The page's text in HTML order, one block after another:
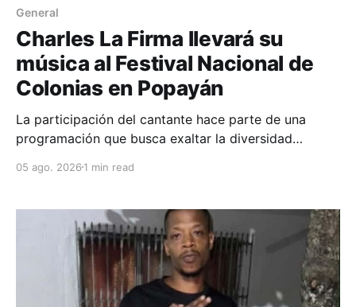
General
Charles La Firma llevará su
música al Festival Nacional de
Colonias en Popayán
La participación del cantante hace parte de una
programación que busca exaltar la diversidad
de distintas regiones del país. D
05 ago. 2026 1 min read